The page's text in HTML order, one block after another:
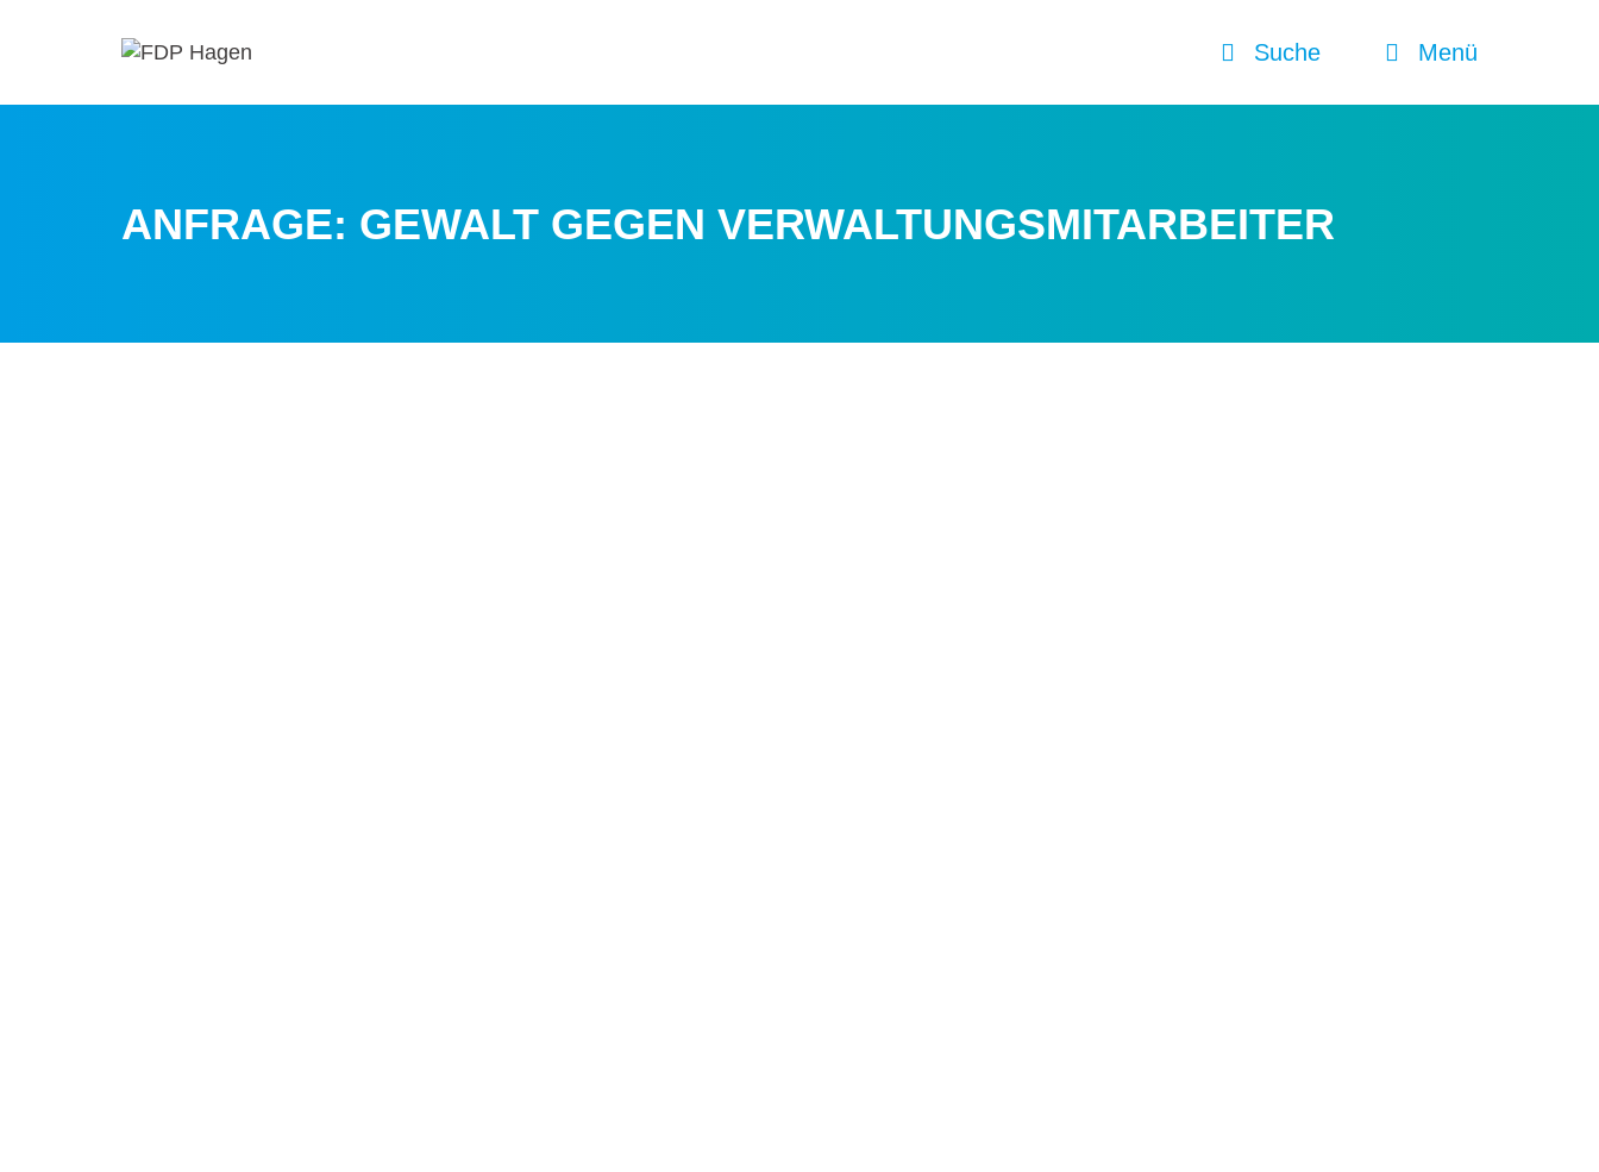
Suche Menü
ANFRAGE: GEWALT GEGEN VERWALTUNGSMITARBEITER